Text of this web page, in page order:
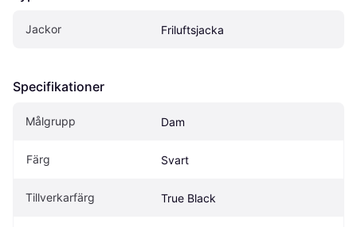
Jackor Friluftsjacka
Specifikationer
Målgrupp Dam
Färg Svart
Tillverkarfärg True Black